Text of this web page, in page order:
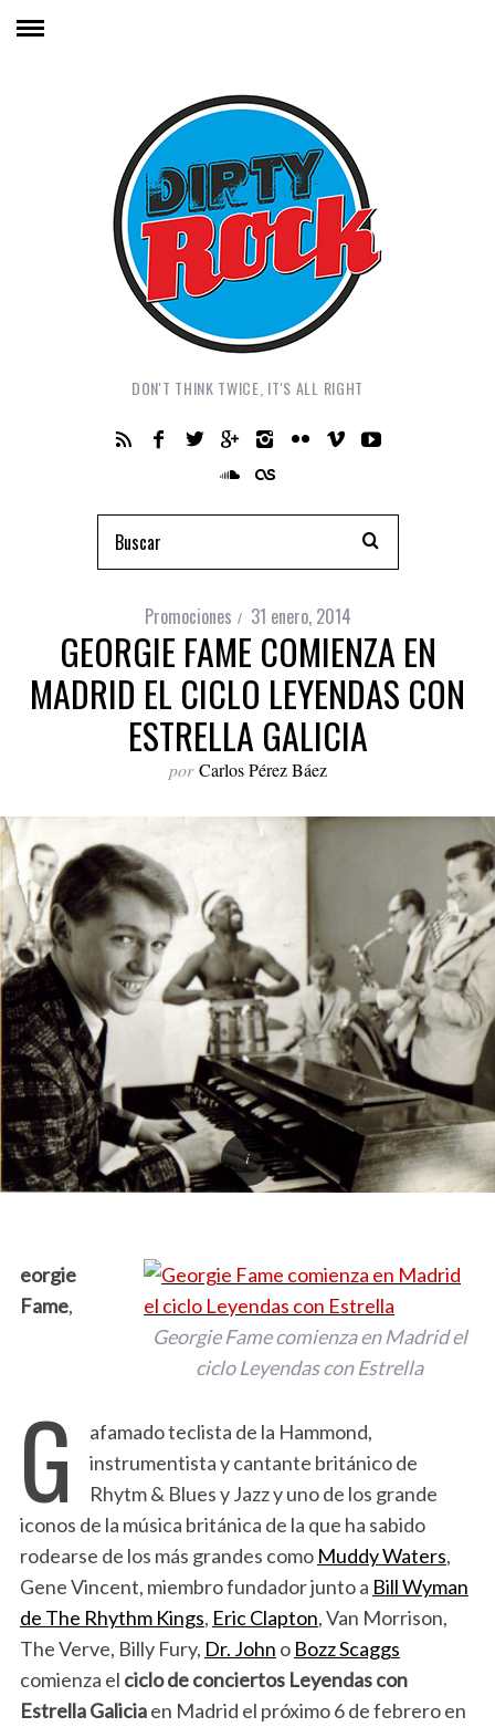
DON'T THINK TWICE, IT'S ALL RIGHT
Promociones 31 enero, 2014
GEORGIE FAME COMIENZA EN
MADRID EL CICLO LEYENDAS CON
ESTRELLA GALICIA
por Carlos Pérez Báez
Georgie Fame comienza en Madrid el
ciclo Leyendas con Estrella
G
eorgie
Fame,
afamado teclista de la Hammond,
instrumentista y cantante británico de
Rhytm & Blues y Jazz y uno de los grande
iconos de la música británica de la que ha sabido
rodearse de los más grandes como Muddy Waters,
Gene Vincent, miembro fundador junto a Bill Wyman
de The Rhythm Kings, Eric Clapton, Van Morrison,
The Verve, Billy Fury, Dr. John o Bozz Scaggs
comienza el ciclo de conciertos Leyendas con
Estrella Galiciaen Madrid el próximo 6 de febrero en